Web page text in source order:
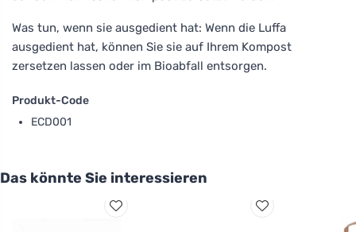
Was tun, wenn sie ausgedient hat: Wenn die Luffa
ausgedient hat, können Sie sie auf Ihrem Kompost
zersetzen lassen oder im Bioabfall entsorgen.
Produkt-Code
ECD001
Das könnte Sie interessieren